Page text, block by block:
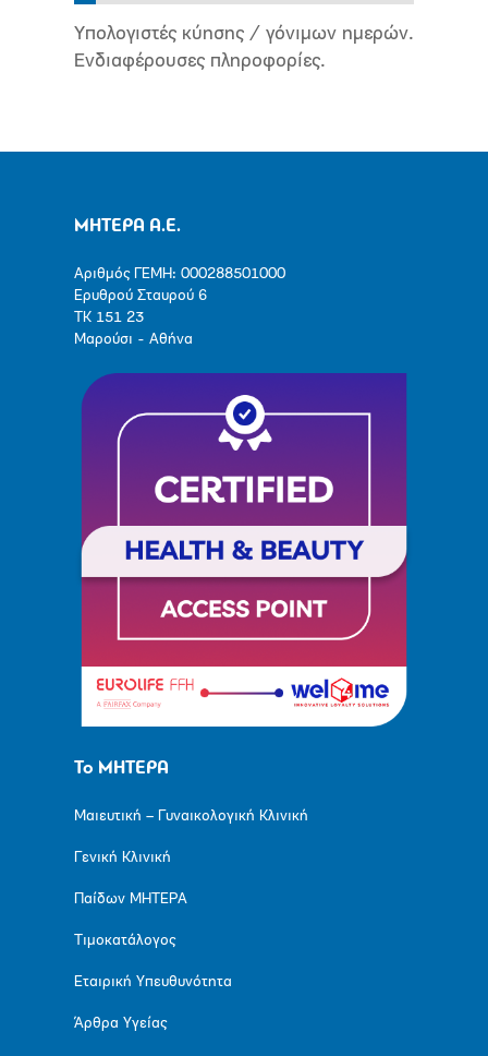
Υπολογιστές κύησης / γόνιμων ημερών.
Ενδιαφέρουσες πληροφορίες.
ΜΗΤΕΡΑ Α.Ε.
Αριθμός ΓΕΜΗ: 000288501000
Ερυθρού Σταυρού 6
ΤΚ 151 23
Μαρούσι - Αθήνα
Το ΜΗΤΕΡΑ
Μαιευτική – Γυναικολογική Κλινική
Γενική Κλινική
Παίδων ΜΗΤΕΡΑ
Τιμοκατάλογος
Εταιρική Υπευθυνότητα
Άρθρα Υγείας